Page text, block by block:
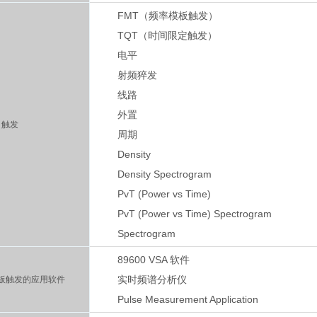
触发
FMT（频率模板触发）
TQT（时间限定触发）
电平
射频猝发
线路
外置
周期
Density
Density Spectrogram
PvT (Power vs Time)
PvT (Power vs Time) Spectrogram
Spectrogram
触发的应用软件
89600 VSA 软件
实时频谱分析仪
Pulse Measurement Application